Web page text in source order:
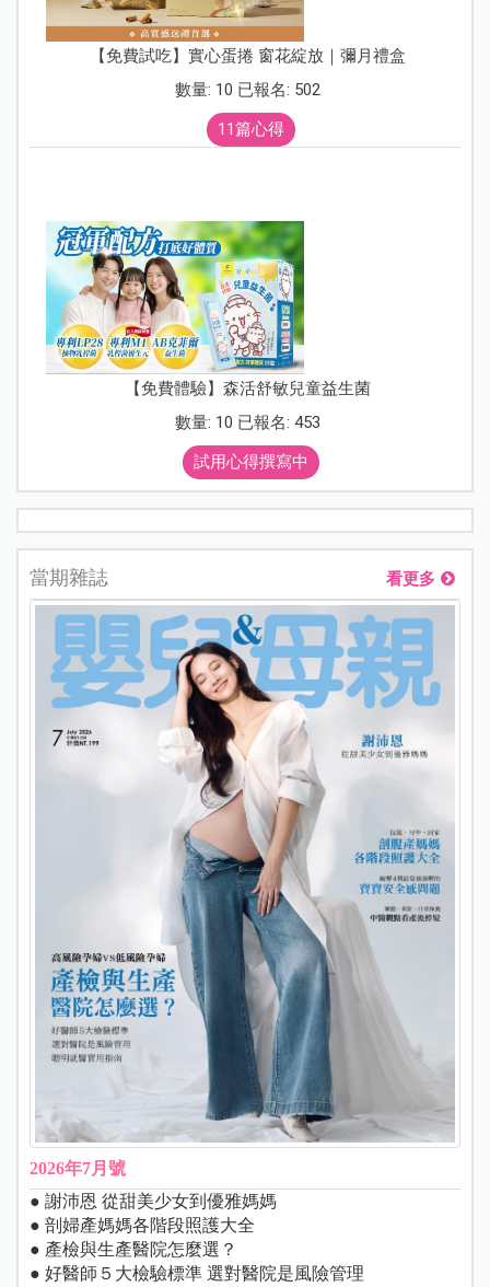
【免費試吃】實心蛋捲 窗花綻放｜彌月禮盒
數量: 10 已報名: 502
11篇心得
【免費體驗】森活舒敏兒童益生菌
數量: 10 已報名: 453
試用心得撰寫中
當期雜誌 看更多
2026年7月號
● 謝沛恩 從甜美少女到優雅媽媽
● 剖婦產媽媽各階段照護大全
● 產檢與生產醫院怎麼選？
● 好醫師５大檢驗標準 選對醫院是風險管理